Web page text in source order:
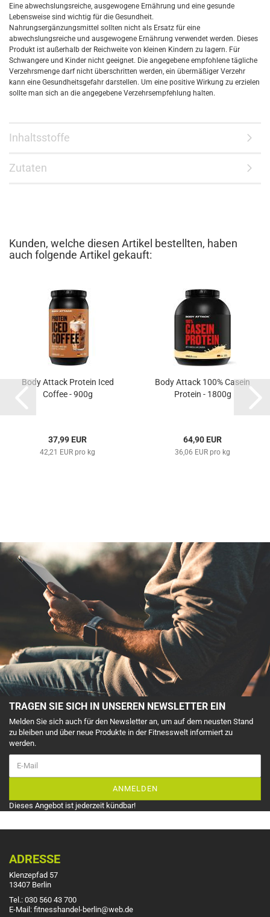
Eine abwechslungsreiche, ausgewogene Ernährung und eine gesunde
Lebensweise sind wichtig für die Gesundheit.
Nahrungsergänzungsmittel sollten nicht als Ersatz für eine
abwechslungsreiche und ausgewogene Ernährung verwendet werden. Dieses
Produkt ist außerhalb der Reichweite von kleinen Kindern zu lagern. Für
Schwangere und Kinder nicht geeignet. Die angegebene empfohlene tägliche
Verzehrsmenge darf nicht überschritten werden, ein übermäßiger Verzehr
kann eine Gesundheitsgefahr darstellen. Um eine positive Wirkung zu erzielen
sollte man sich an die angegebene Verzehrsempfehlung halten.
Inhaltsstoffe
Zutaten
Kunden, welche diesen Artikel bestellten, haben
auch folgende Artikel gekauft:
Body Attack Protein Iced
Coffee - 900g
37,99 EUR
42,21 EUR pro kg
Body Attack 100% Casein
Protein - 1800g
64,90 EUR
36,06 EUR pro kg
TRAGEN SIE SICH IN UNSEREN NEWSLETTER EIN
Melden Sie sich auch für den Newsletter an, um auf dem neusten Stand
zu bleiben und über neue Produkte in der Fitnesswelt informiert zu
werden.
ANMELDEN
Dieses Angebot ist jederzeit kündbar!
ADRESSE
Klenzepfad 57
13407 Berlin
Tel.: 030 560 43 700
E-Mail: fitnesshandel-berlin@web.de